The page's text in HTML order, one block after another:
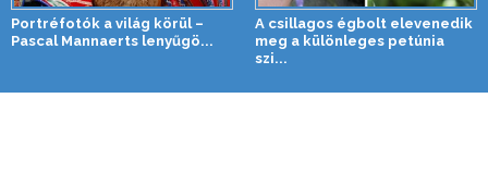
Portréfotók a világ körül –
Pascal Mannaerts lenyűgö...
A csillagos égbolt elevenedik
meg a különleges petúnia
szi...